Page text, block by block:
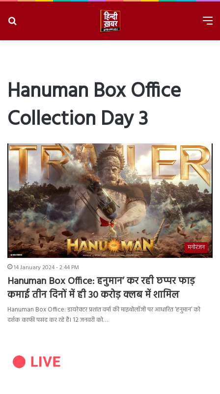
Hanuman Box Office
Collection Day 3
मनोरंजन
14 January 2024 - 2:44 PM
Hanuman Box Office: हनुमान’ कर रही छप्पर फाड़
कमाई तीन दिनों में ही 30 करोड़ क्लब में शामिल
Hanuman Box Office: डायरेक्टर प्रशांत वर्मा की माइथोलॉजी पर आधारित ‘हनुमान’ को
दर्शक काफी पसंद कर रहे हैं। 12 जनवरी को…